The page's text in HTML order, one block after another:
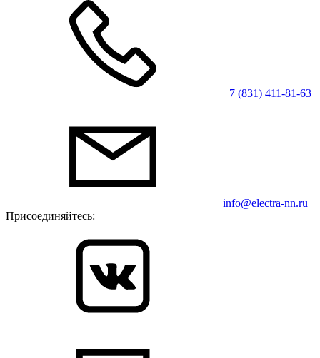
+7 (831) 411-81-63
info@electra-nn.ru
Присоединяйтесь: